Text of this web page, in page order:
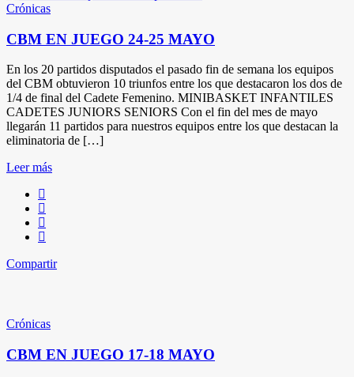
Crónicas
CBM EN JUEGO 24-25 MAYO
En los 20 partidos disputados el pasado fin de semana los equipos
del CBM obtuvieron 10 triunfos entre los que destacaron los dos de
1/4 de final del Cadete Femenino. MINIBASKET INFANTILES
CADETES JUNIORS SENIORS Con el fin del mes de mayo
llegarán 11 partidos para nuestros equipos entre los que destacan la
eliminatoria de […]
Leer más
Compartir
Crónicas
CBM EN JUEGO 17-18 MAYO